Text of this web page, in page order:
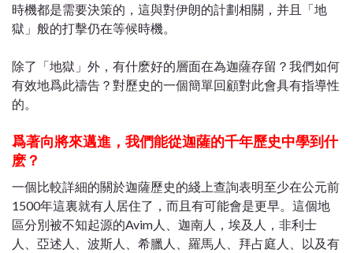
時機都是需要決策的，這與對伊朗的計劃相關，并且「地
獄」般的打擊仍在等候時機。
除了「地獄」外，有什麽好的層面在為迦薩存留？我們如何
有效地爲此禱告？對歷史的一個簡單回顧對此會具有指導性
的。
爲著向將來邁進，我們能從迦薩的千年歷史中學到什
麽？
一個比較詳細的關於迦薩歷史的綫上查詢表明至少在公元前
1500年這裏就有人居住了，而且有可能會是更早。這個地
區分別被不知起源的Avim人、迦南人，埃及人，非利士
人、亞述人、波斯人、希臘人、羅馬人、拜占庭人、以及有